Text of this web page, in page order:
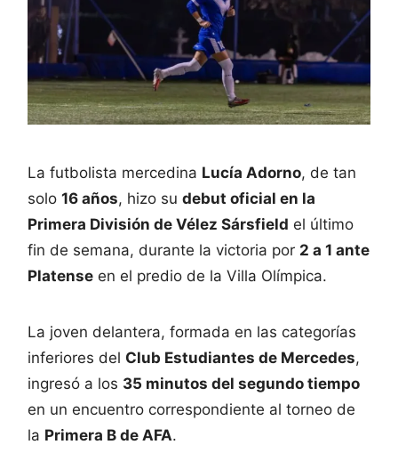
La futbolista mercedina Lucía Adorno, de tan
solo 16 años, hizo su debut oficial en la
Primera División de Vélez Sársfield el último
fin de semana, durante la victoria por 2 a 1 ante
Platense en el predio de la Villa Olímpica.
La joven delantera, formada en las categorías
inferiores del Club Estudiantes de Mercedes,
ingresó a los 35 minutos del segundo tiempo
en un encuentro correspondiente al torneo de
la Primera B de AFA.